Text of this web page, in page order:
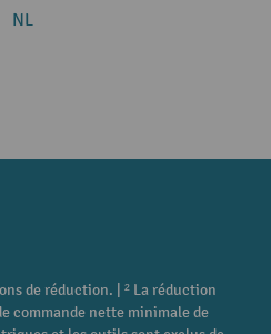
NL
de réduction. | ² La réduction
commande nette minimale de